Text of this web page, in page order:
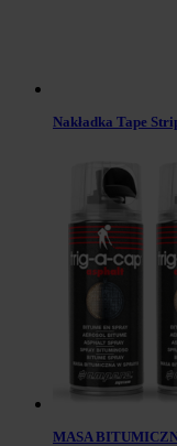
Nakładka Tape
MASA